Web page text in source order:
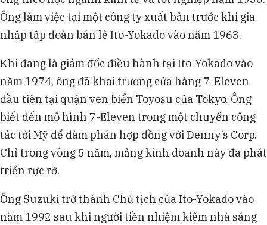
Ông làm việc tại một công ty xuất bản trước khi gia
nhập tập đoàn bán lẻ Ito-Yokado vào năm 1963.
Khi đang là giám đốc điều hành tại Ito-Yokado vào
năm 1974, ông đã khai trương cửa hàng 7-Eleven
đầu tiên tại quận ven biển Toyosu của Tokyo. Ông
biết đến mô hình 7-Eleven trong một chuyến công
tác tới Mỹ để đàm phán hợp đồng với Denny’s Corp.
Chỉ trong vòng 5 năm, mảng kinh doanh này đã phát
triển rực rỡ.
Ông Suzuki trở thành Chủ tịch của Ito-Yokado vào
năm 1992 sau khi người tiền nhiệm kiêm nhà sáng